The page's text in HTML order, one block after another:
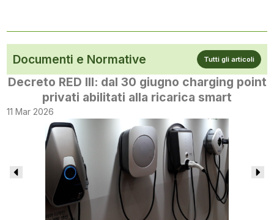
Documenti e Normative Tutti gli articoli
Decreto RED III: dal 30 giugno charging point
privati abilitati alla ricarica smart
11 Mar 2026